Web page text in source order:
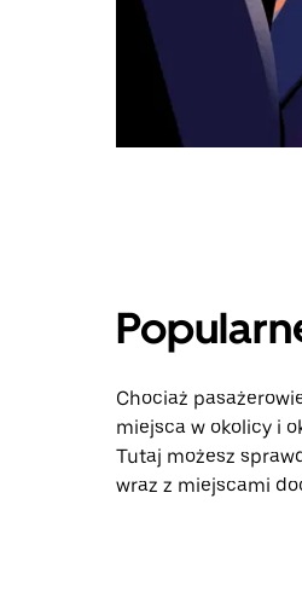
Chociaż
miejsca w okolicy i
Tutaj możesz
wraz z miejscami